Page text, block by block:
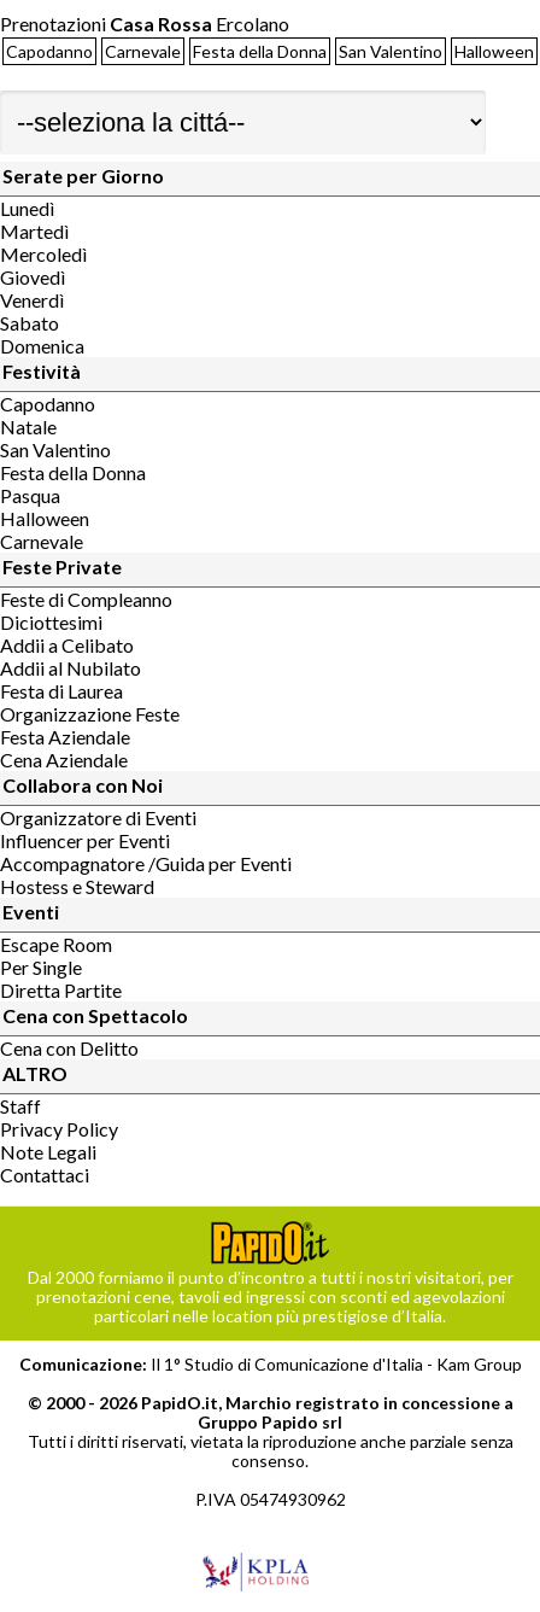
Prenotazioni Casa Rossa Ercolano
Capodanno Carnevale Festa della Donna San Valentino Halloween
Serate per Giorno
Lunedì
Martedì
Mercoledì
Giovedì
Venerdì
Sabato
Domenica
Festività
Capodanno
Natale
San Valentino
Festa della Donna
Pasqua
Halloween
Carnevale
Feste Private
Feste di Compleanno
Diciottesimi
Addii a Celibato
Addii al Nubilato
Festa di Laurea
Organizzazione Feste
Festa Aziendale
Cena Aziendale
Collabora con Noi
Organizzatore di Eventi
Influencer per Eventi
Accompagnatore /Guida per Eventi
Hostess e Steward
Eventi
Escape Room
Per Single
Diretta Partite
Cena con Spettacolo
Cena con Delitto
ALTRO
Staff
Privacy Policy
Note Legali
Contattaci
Dal 2000 forniamo il punto d’incontro a tutti i nostri visitatori, per
prenotazioni cene, tavoli ed ingressi con sconti ed agevolazioni
particolari nelle location più prestigiose d’Italia.
Comunicazione: Il 1° Studio di Comunicazione d'Italia - Kam Group
© 2000 - 2026 PapidO.it, Marchio registrato in concessione a
Gruppo Papido srl
Tutti i diritti riservati, vietata la riproduzione anche parziale senza
consenso.
P.IVA 05474930962